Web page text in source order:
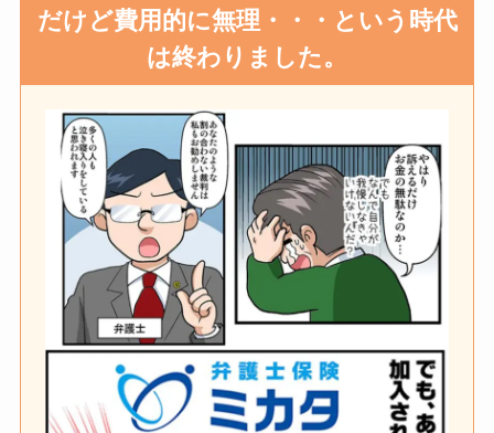
だけど費用的に無理・・・という時代
は終わりました。